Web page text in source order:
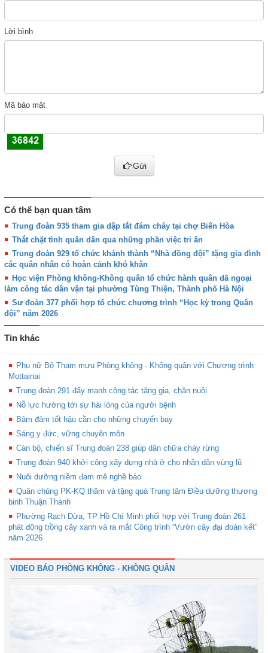
Lời bình
Mã bảo mật
Gửi
Có thể bạn quan tâm
Trung đoàn 935 tham gia dập tắt đám cháy tại chợ Biên Hòa
Thắt chặt tình quân dân qua những phần việc tri ân
Trung đoàn 929 tổ chức khánh thành “Nhà đồng đội” tặng gia đình
các quân nhân có hoàn cảnh khó khăn
Học viện Phòng không-Không quân tổ chức hành quân dã ngoại
làm công tác dân vận tại phường Tùng Thiện, Thành phố Hà Nội
Sư đoàn 377 phối hợp tổ chức chương trình “Học kỳ trong Quân
đội” năm 2026
Tin khác
Phụ nữ Bộ Tham mưu Phòng không - Không quân với Chương trình
Mottainai
Trung đoàn 291 đẩy mạnh công tác tăng gia, chăn nuôi
Nỗ lực hướng tới sự hài lòng của người bệnh
Bảm đảm tốt hậu cần cho những chuyến bay
Sáng y đức, vững chuyên môn
Cán bộ, chiến sĩ Trung đoàn 238 giúp dân chữa cháy rừng
Trung đoàn 940 khởi công xây dựng nhà ở cho nhân dân vùng lũ
Nuôi dưỡng niềm đam mê nghề báo
Quân chủng PK-KQ thăm và tặng quà Trung tâm Điều dưỡng thương
binh Thuận Thành
Phường Rạch Dừa, TP Hồ Chí Minh phối hợp với Trung đoàn 261
phát động trồng cây xanh và ra mắt Công trình “Vườn cây đại đoàn kết”
năm 2026
VIDEO BÁO PHÒNG KHÔNG - KHÔNG QUÂN